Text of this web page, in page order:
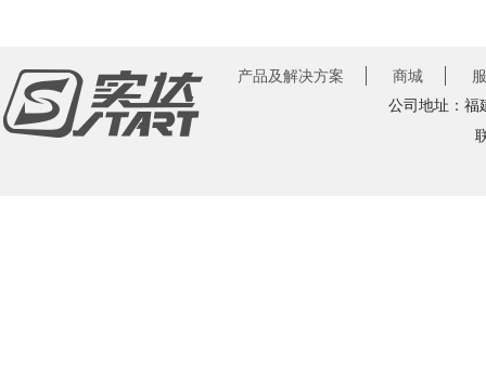
产品及解决方案 商城
公司地址：福